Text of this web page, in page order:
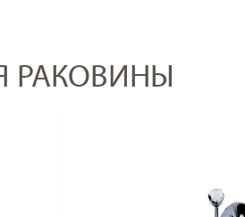
РАКОВИНЫ